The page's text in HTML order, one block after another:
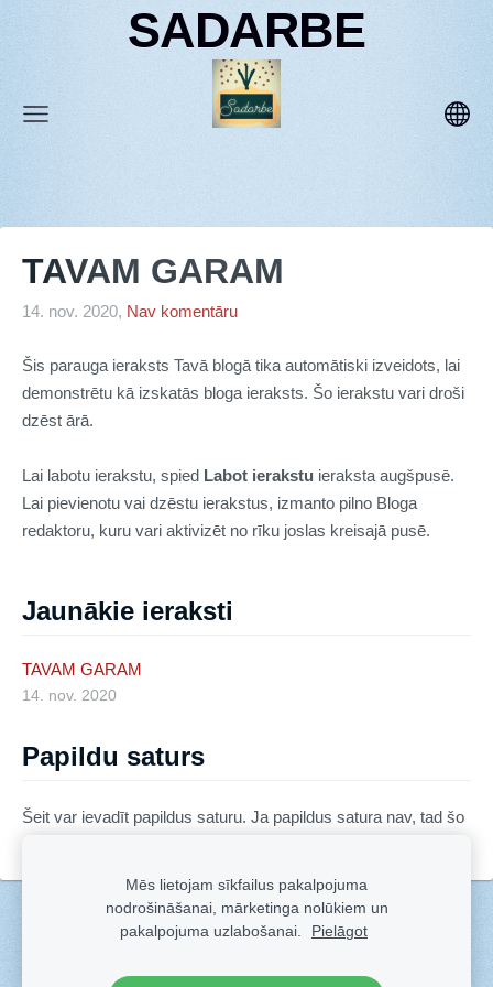
SADARBE
Jaunākie ieraksti
TAVAM GARAM
14. nov. 2020
Papildu saturs
Šeit var ievadīt papildus saturu. Ja papildus satura nav, tad šo
TAVAM GARAM
14. nov. 2020, Nav komentāru
Šis parauga ieraksts Tavā blogā tika automātiski izveidots, lai
demonstrētu kā izskatās bloga ieraksts. Šo ierakstu vari droši
dzēst ārā.
Lai labotu ierakstu, spied Labot ierakstu ieraksta augšpusē.
Lai pievienotu vai dzēstu ierakstus, izmanto pilno Bloga
redaktoru, kuru vari aktivizēt no rīku joslas kreisajā pusē.
Sīkdatnes
Veidots arSadarbe- labo mājas lapu ģeneratoru.
Mēs lietojam sīkfailus pakalpojuma
nodrošināšanai, mārketinga nolūkiem un
pakalpojuma uzlabošanai.
Pielāgot